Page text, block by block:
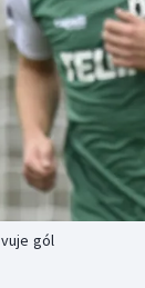
Golf
Gymnastika
gól